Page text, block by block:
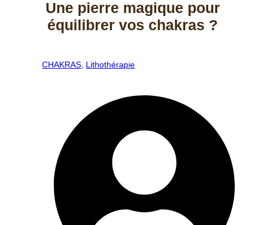
Une pierre magique pour
équilibrer vos chakras ?
CHAKRAS Lithothérapie